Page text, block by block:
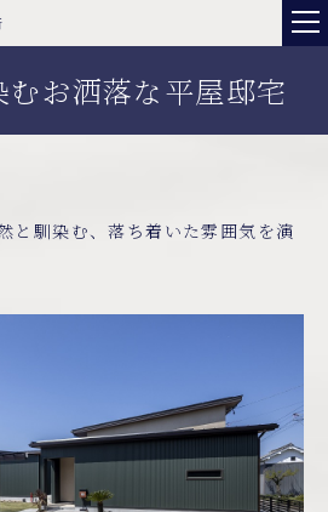
お洒落な平屋邸宅
と馴染む、落ち着いた雰囲気を演